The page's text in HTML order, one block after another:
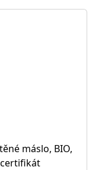
máslo, BIO,
certifikát